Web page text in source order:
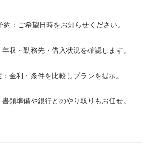
：ご希望日時をお知らせください。
収・勤務先・借入状況を確認します。
金利・条件を比較しプランを提示。
類準備や銀行とのやり取りもお任せ。